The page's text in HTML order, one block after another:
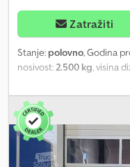
Zatražiti
Stanje: polovno, Godina
nosivost:2.500 kg, visina
prazna masa vozila:820 kg
Specijalna oprema:
tandem točkovi,
šipka upravljiva sa svih
pregled i UVV Dodpfx